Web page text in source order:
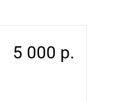
5 000 р.